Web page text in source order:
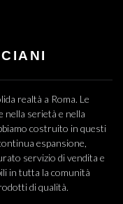
realtà a Roma. Le
nella serietà e nella
costruito in questi
espansione,
servizio di vendita e
in tutta la comunità
di qualità.